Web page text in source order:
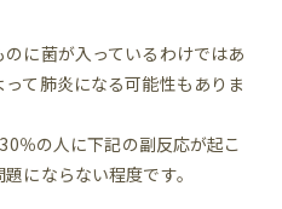
に菌が入っているわけではあ
て肺炎になる可能性もありま
％の人に下記の副反応が起こ
にならない程度です。